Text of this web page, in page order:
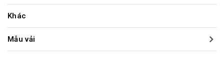
Khác
Mẫu vải